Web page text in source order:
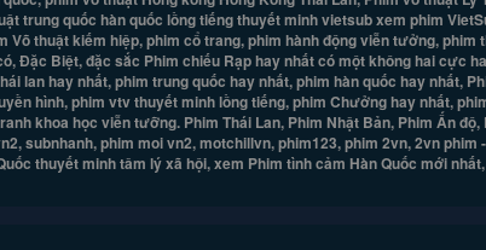
trung quốc hàn quốc lồng tiếng thuyết minh vietsub xem phim
thuật kiếm hiệp, phim cổ trang, phim hành động viễn tưởng,
Đặc Biệt, đặc sắc Phim chiếu Rạp hay nhất có một không hai cực
lan hay nhất, phim trung quốc hay nhất, phim hàn quốc hay nhất,
hình, phim vtv thuyết minh lồng tiếng, phim Chưởng hay nhất,
khoa học viễn tưỡng. Phim Thái Lan, Phim Nhật Bản, Phim Ấn
subnhanh, phim moi vn2, motchillvn, phim123, phim 2vn, 2vn
thuyết minh tâm lý xã hội, xem Phim tình cảm Hàn Quốc mới